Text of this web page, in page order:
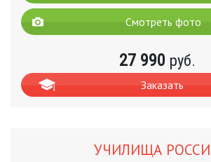
Смотреть фото
27 990 руб.
Заказать
УЧИЛИЩА